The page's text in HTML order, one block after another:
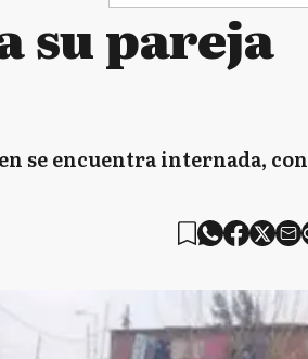
su pareja
se encuentra internada, con